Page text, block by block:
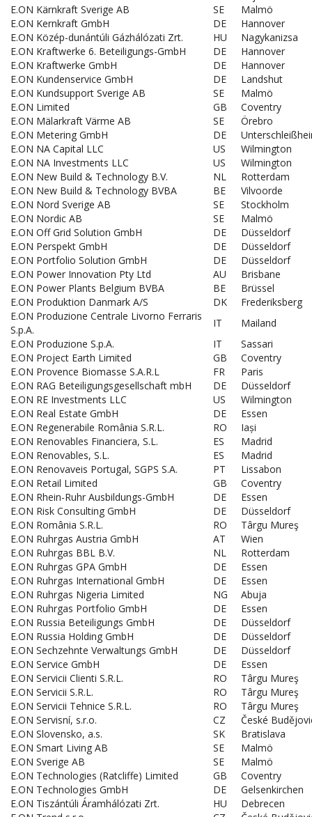
E.ON Kärnkraft Sverige AB
SE
Malmö
E.ON Kernkraft GmbH
DE
Hannover
E.ON Közép-dunántúli Gázhálózati Zrt.
HU
Nagykanizsa
E.ON Kraftwerke 6. Beteiligungs-GmbH
DE
Hannover
E.ON Kraftwerke GmbH
DE
Hannover
E.ON Kundenservice GmbH
DE
Landshut
E.ON Kundsupport Sverige AB
SE
Malmö
E.ON Limited
GB
Coventry
E.ON Mälarkraft Värme AB
SE
Örebro
E.ON Metering GmbH
DE
E.ON NA Capital LLC
US
Wilmington
E.ON NA Investments LLC
US
Wilmington
E.ON New Build & Technology B.V.
NL
Rotterdam
E.ON New Build & Technology BVBA
BE
Vilvoorde
E.ON Nord Sverige AB
SE
Stockholm
E.ON Nordic AB
SE
Malmö
E.ON Off Grid Solution GmbH
DE
Düsseldorf
E.ON Perspekt GmbH
DE
Düsseldorf
E.ON Portfolio Solution GmbH
DE
Düsseldorf
E.ON Power Innovation Pty Ltd
AU
Brisbane
E.ON Power Plants Belgium BVBA
BE
Brüssel
E.ON Produktion Danmark A/S
DK
Frederiksberg
E.ON Produzione Centrale Livorno Ferraris
S.p.A.
IT
Mailand
E.ON Produzione S.p.A.
IT
Sassari
E.ON Project Earth Limited
GB
Coventry
E.ON Provence Biomasse S.A.R.L
FR
Paris
E.ON RAG Beteiligungsgesellschaft mbH
DE
Düsseldorf
E.ON RE Investments LLC
US
Wilmington
E.ON Real Estate GmbH
DE
Essen
E.ON Regenerabile România S.R.L.
RO
Iași
E.ON Renovables Financiera, S.L.
ES
Madrid
E.ON Renovables, S.L.
ES
Madrid
E.ON Renovaveis Portugal, SGPS S.A.
PT
Lissabon
E.ON Retail Limited
GB
Coventry
E.ON Rhein-Ruhr Ausbildungs-GmbH
DE
Essen
E.ON Risk Consulting GmbH
DE
Düsseldorf
E.ON România S.R.L.
RO
Târgu Mureş
E.ON Ruhrgas Austria GmbH
AT
Wien
E.ON Ruhrgas BBL B.V.
NL
Rotterdam
E.ON Ruhrgas GPA GmbH
DE
Essen
E.ON Ruhrgas International GmbH
DE
Essen
E.ON Ruhrgas Nigeria Limited
NG
Abuja
E.ON Ruhrgas Portfolio GmbH
DE
Essen
E.ON Russia Beteiligungs GmbH
DE
Düsseldorf
E.ON Russia Holding GmbH
DE
Düsseldorf
E.ON Sechzehnte Verwaltungs GmbH
DE
Düsseldorf
E.ON Service GmbH
DE
Essen
E.ON Servicii Clienti S.R.L.
RO
Târgu Mureş
E.ON Servicii S.R.L.
RO
Târgu Mureş
E.ON Servicii Tehnice S.R.L.
RO
Târgu Mureş
E.ON Servisní, s.r.o.
CZ
České
E.ON Slovensko, a.s.
SK
Bratislava
E.ON Smart Living AB
SE
Malmö
E.ON Sverige AB
SE
Malmö
E.ON Technologies (Ratcliffe) Limited
GB
Coventry
E.ON Technologies GmbH
DE
Gelsenkirchen
E.ON Tiszántúli Áramhálózati Zrt.
HU
Debrecen